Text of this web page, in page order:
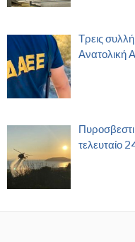
Τρεις
Ανατολική
τελευταίο